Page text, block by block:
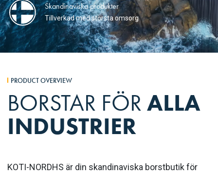
Skandinaviska produkter
Tillverkad med största omsorg
PRODUCT OVERVIEW
BORSTAR FÖRALLA
INDUSTRIER
KOTI-NORDHS är din skandinaviska borstbutik för